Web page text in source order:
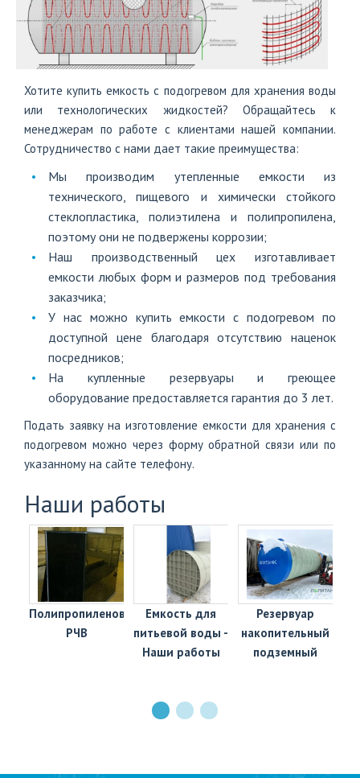
Хотите купить емкость с подогревом для хранения воды
или технологических жидкостей? Обращайтесь к
менеджерам по работе с клиентами нашей компании.
Сотрудничество с нами дает такие преимущества:
Мы производим утепленные емкости из
технического, пищевого и химически стойкого
стеклопластика, полиэтилена и полипропилена,
поэтому они не подвержены коррозии;
Наш производственный цех изготавливает
емкости любых форм и размеров под требования
заказчика;
У нас можно купить емкости с подогревом по
доступной цене благодаря отсутствию наценок
посредников;
На купленные резервуары и греющее
оборудование предоставляется гарантия до 3 лет.
Подать заявку на изготовление емкости для хранения с
подогревом можно через форму обратной связи или по
указанному на сайте телефону.
Наши работы
Полипропиленовый
РЧВ
Емкость для
питьевой воды -
Наши работы
Резервуар
накопительный
подземный